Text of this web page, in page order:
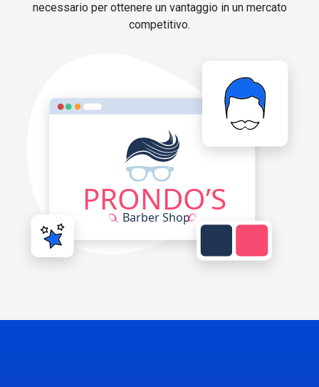
necessario per ottenere un vantaggio in un mercato
competitivo.